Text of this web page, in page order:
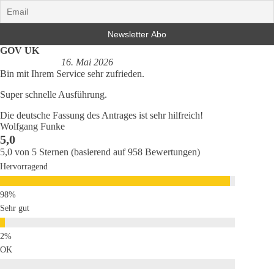
GOV UK
16. Mai 2026
Bin mit Ihrem Service sehr zufrieden.
Super schnelle Ausführung.
Die deutsche Fassung des Antrages ist sehr hilfreich!
Wolfgang Funke
5,0
5,0 von 5 Sternen (basierend auf 958 Bewertungen)
Hervorragend
Sehr gut
OK